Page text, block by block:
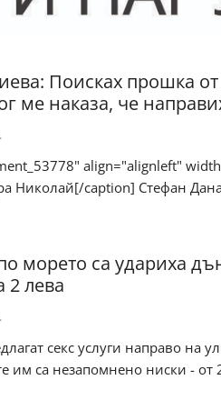
Поисках прошка от
ме наказа, че
align="alignleft"
Николай[/caption] Стефан
морето са удариха
2 лева
секс услуги направо на
им са незапомнено ниски - от